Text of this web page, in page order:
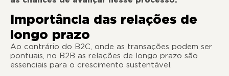
Importância das relações de
longo prazo
Ao contrário do B2C, onde as transações podem ser
pontuais, no B2B as relações de longo prazo são
essenciais para o crescimento sustentável.